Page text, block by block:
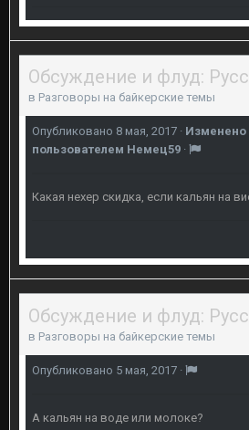
в Разговоры на байкерские темы
Опубликовано 8 мая, 2017 · Изменено
пользователем Немец59 ·
Какая нехер скидка, если кальян на
в Разговоры на байкерские темы
Опубликовано 5 мая, 2017 ·
А кальян на воде или молоке?